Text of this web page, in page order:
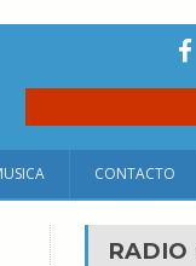
CONTACTO
RADIO